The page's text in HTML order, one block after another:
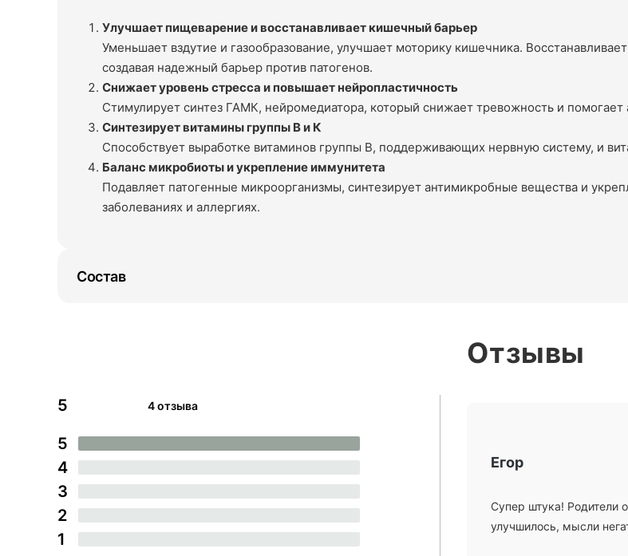
Улучшает пищеварение и восстанавливает кишечный барьер
Уменьшает вздутие и газообразование, улучшает моторику кишечника.
создавая надежный барьер против патогенов.
Снижает уровень стресса и повышает нейропластичность
Стимулирует синтез ГАМК, нейромедиатора, который снижает тревожность и помогает
Синтезирует витамины группы В и К
Способствует выработке витаминов группы В, поддерживающих нервную систему, и
Баланс микробиоты и укрепление иммунитета
Подавляет патогенные микроорганизмы, синтезирует антимикробные вещества и
заболеваниях и аллергиях.
Состав
5 4 отзыва
5
4
3
2
1
Отзывы
Егор
Супер штука! Родители
улучшилось, мысли